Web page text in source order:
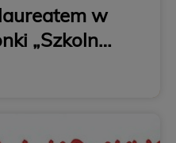
w
„Szkolne